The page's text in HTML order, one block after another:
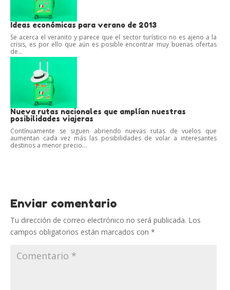
Ideas económicas para verano de 2013
Se acerca el veranito y parece que el sector turístico no es ajeno a la
crisis, es por ello que aún es posible encontrar muy buenas ofertas
de...
Nueva rutas nacionales que amplían nuestras
posibilidades viajeras
Contínuamente se siguen abriendo nuevas rutas de vuelos que
aumentan cada vez más las posibilidades de volar a interesantes
destinos a menor precio...
Enviar comentario
Tu dirección de correo electrónico no será publicada. Los
campos obligatorios están marcados con *